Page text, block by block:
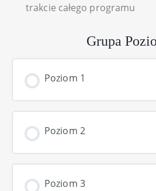
trakcie całego programu
Grupa
Poziom 1
0% COMPLETE 0/0 Kroków
Poziom 2
0% COMPLETE 0/0 Kroków
Poziom 3